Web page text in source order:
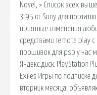
Novel, > Список всех
3.95 от Sony для
приятные изменения
средствами remote play с
прошивок для psp у нас
Яндекс.диск. PlayStation
Exiles Игры по подписке
вторник месяца,